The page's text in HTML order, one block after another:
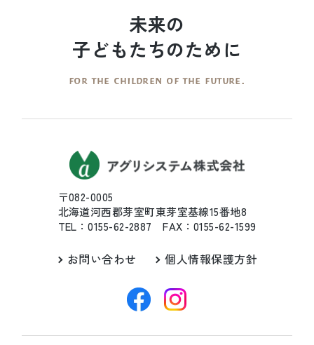
未来の
子どもたちのために
FOR THE CHILDREN OF THE FUTURE.
〒082-0005
北海道河西郡芽室町東芽室基線15番地8
TEL：0155-62-2887 FAX：0155-62-1599
お問い合わせ 個人情報保護方針